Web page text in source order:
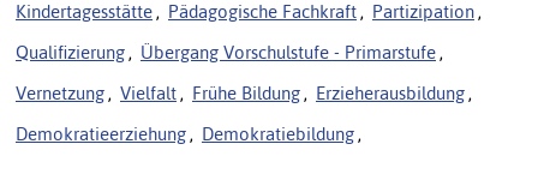
Kindertagesstätte , Pädagogische Fachkraft , Partizipation ,
Qualifizierung , Übergang Vorschulstufe - Primarstufe ,
Vernetzung , Vielfalt , Frühe Bildung , Erzieherausbildung ,
Demokratieerziehung , Demokratiebildung ,